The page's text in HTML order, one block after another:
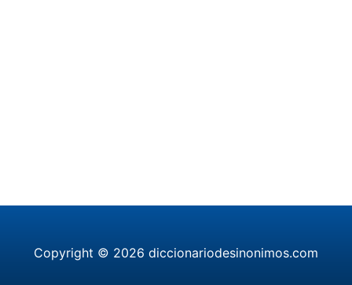
Copyright © 2026 diccionariodesinonimos.com